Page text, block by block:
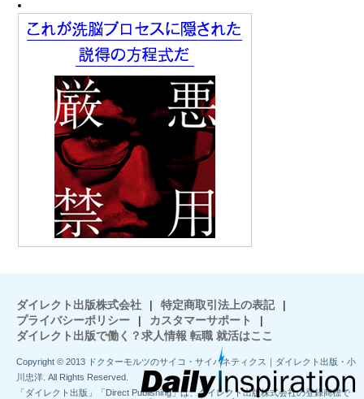
ダイレクト出版株式会社 | 特定商取引法上の表記
|
プライバシーポリシー
| カスタマーサポート
|
ダイレクト出版で働く？求人情報 転職 就活はここ
Copyright © 2013 ドクターモルツのサイコ・サイバネティクス｜ダイレクト出版・小
川忠洋. All Rights Reserved.
「ダイレクト出版」「Direct Publishing」は、ダイレクト出版株式会社の登録商標で